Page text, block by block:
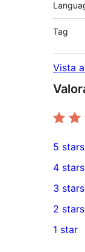
Tag
Vista
1
5-
star
review
5 stars
4-
star
reviews
4 stars
0
3-
star
3 stars
2-
2 stars
1 star